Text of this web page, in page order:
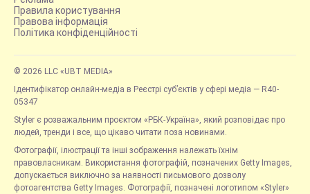
Правила користування
Правова інформація
Політика конфіденційності
© 2026 LLC «UBT MEDIA»
Ідентифікатор онлайн-медіа в Реєстрі суб’єктів у сфері медіа — R40-
05347
Styler є розважальним проєктом «РБК-Україна», який розповідає про
людей, тренди і все, що цікаво читати поза новинами.
Фотографії, ілюстрації та інші зображення належать їхнім
правовласникам. Використання фотографій, позначених Getty Images,
допускається виключно за наявності письмового дозволу
фотоагентства Getty Images. Фотографії, позначені логотипом «Styler»